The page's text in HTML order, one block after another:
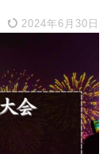
2024年6月30日